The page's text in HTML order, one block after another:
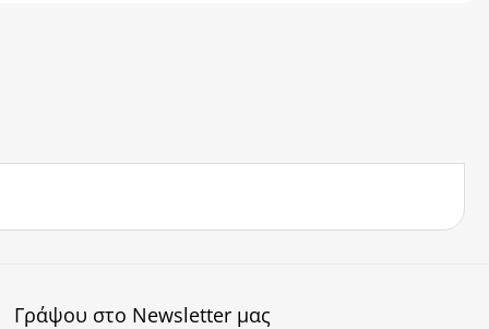
Γράψου στο Newsletter μας